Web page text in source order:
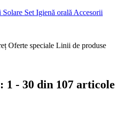
Solare Set Igienă orală Accesorii
Oferte speciale Linii de produse
1 - 30 din 107 articole